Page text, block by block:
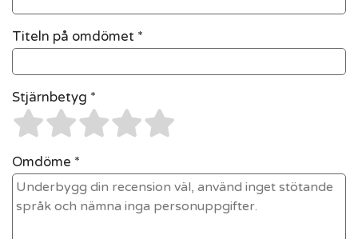
Titeln på omdömet *
Stjärnbetyg *
Omdöme *